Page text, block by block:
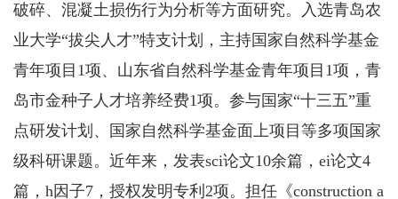
破碎、混凝土损伤行为分析等方面研究。入选青岛农
业大学“拔尖人才”特支计划，主持国家自然科学基金
青年项目1项、山东省自然科学基金青年项目1项，青
岛市金种子人才培养经费1项。参与国家“十三五”重
点研发计划、国家自然科学基金面上项目等多项国家
级科研课题。近年来，发表sci论文10余篇，ei论文4
篇，h因子7，授权发明专利2项。担任《construction a